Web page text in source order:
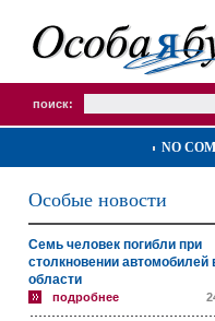
поиск:
NO
Особые новости
Семь человек погибли при
столкновении автомобилей
области
подробнее